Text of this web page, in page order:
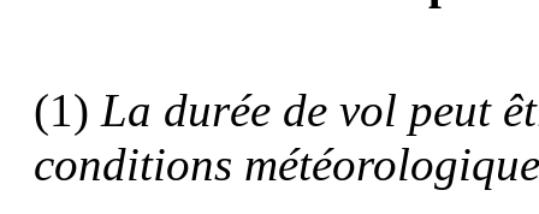
(1) La durée de vol peut
conditions